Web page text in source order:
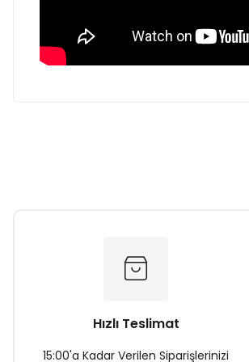
Ürün fiyatı diğer sitelerden daha pahalı.
Hızlı Teslimat
15:00'a Kadar Verilen Siparişlerinizi